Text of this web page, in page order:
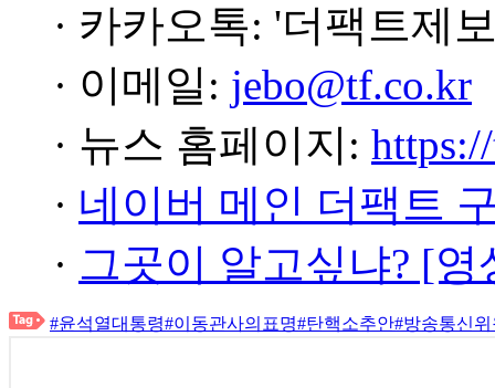
· 카카오톡: '더팩트제
· 이메일: jebo@tf.co.kr
· 뉴스 홈페이지:
· 네이버 메인 더팩트
· 그곳이 알고싶냐? [
#윤석열대통령#이동관사의표명#탄핵소추안#방송통신